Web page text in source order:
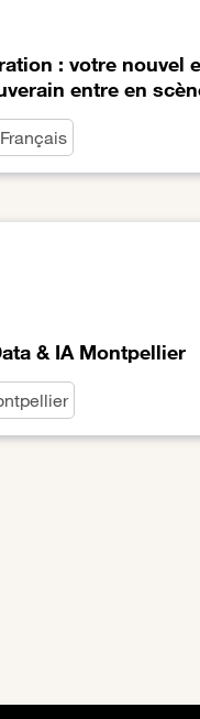
: votre nouvel
entre en
: votre
& IA Montpellier
Data & IA